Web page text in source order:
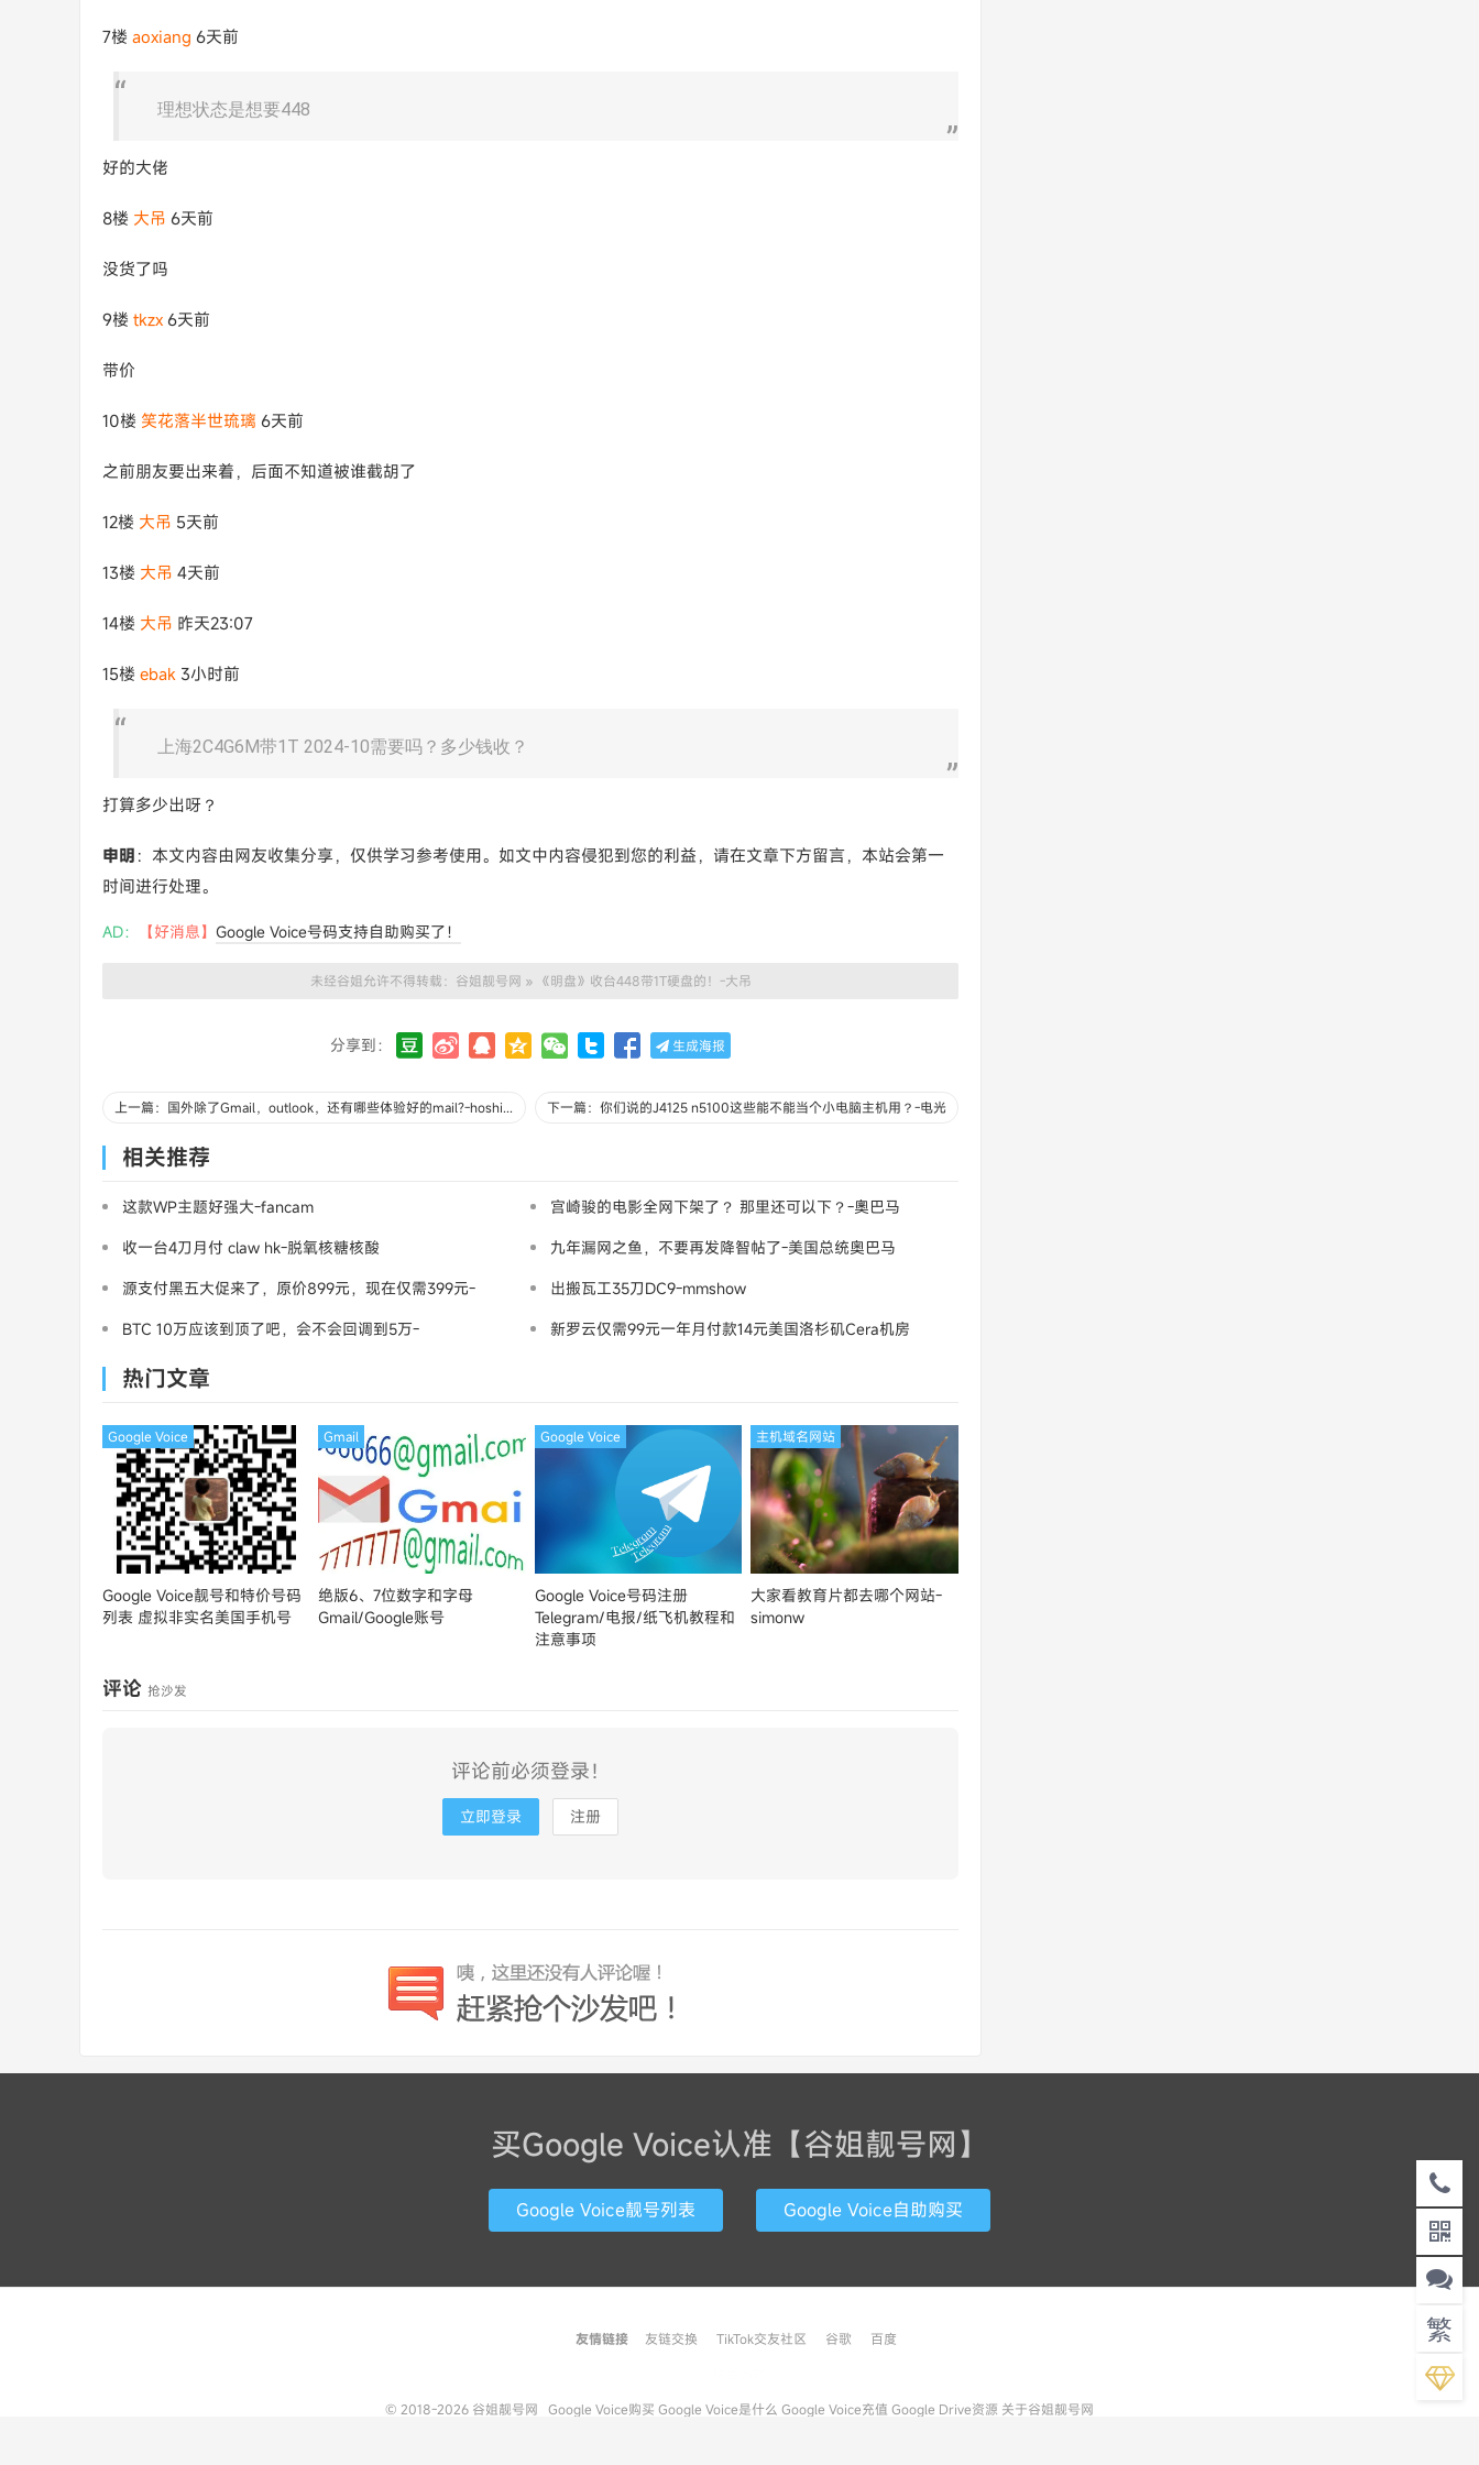
7楼 aoxiang 6天前
理想状态是想要448
好的大佬
8楼 大吊 6天前
没货了吗
9楼 tkzx 6天前
带价
10楼 笑花落半世琉璃 6天前
之前朋友要出来着，后面不知道被谁截胡了
12楼 大吊 5天前
13楼 大吊 4天前
14楼 大吊 昨天23:07
15楼 ebak 3小时前
上海2C4G6M带1T 2024-10需要吗？多少钱收？
打算多少出呀？
申明 ：本文内容由网友收集分享，仅供学习参考使用。如文中内容侵犯到您的利益，请在文章下方留言，本站会第一
时间进行处理。
AD： 【好消息】 Google Voice号码支持自助购买了！
未经谷姐允许不得转载： 谷姐靓号网 » 《明盘》收台448带1T硬盘的！-大吊
分享到： 生成海报
上一篇：国外除了Gmail，outlook，还有哪些体验好的mail?-hoshino 下一篇：你们说的J4125 n5100这些能不能当个小电脑主机用？-电光
相关推荐
这款WP主题好强大-fancam
宫崎骏的电影全网下架了？ 那里还可以下？-奧巴马
收一台4刀月付 claw hk-脱氧核糖核酸
九年漏网之鱼，不要再发降智帖了-美国总统奥巴马
源支付黑五大促来了，原价899元，现在仅需399元-
出搬瓦工35刀DC9-mmshow
BTC 10万应该到顶了吧，会不会回调到5万-
新罗云仅需99元一年月付款14元美国洛杉矶Cera机房
热门文章
Google Voice靓号和特价号码
列表 虚拟非实名美国手机号
Google Voice
绝版6、7位数字和字母
Gmail/Google账号
Gmail
Google Voice号码注册
Telegram/电报/纸飞机教程和
注意事项
Google Voice
大家看教育片都去哪个网站-
simonw
主机域名网站
评论 抢沙发
评论前必须登录！
立即登录 注册
买Google Voice认准【谷姐靓号网】
Google Voice靓号列表 Google Voice自助购买
友情链接 友链交换 TikTok交友社区 谷歌
百度
© 2018-2026 谷姐靓号网 Google Voice购买 Google Voice是什么 Google Voice充值 Google Drive资源 关于谷姐靓号网
繁